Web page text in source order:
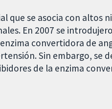
que se asocia con altos
En 2007 se
convertidora de
Sin embargo, se
de la enzima